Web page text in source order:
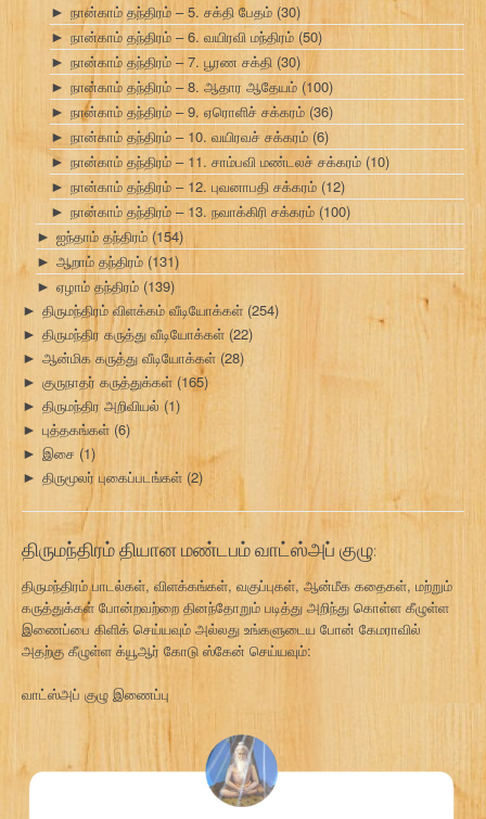
► நான்காம் தந்திரம் – 5. சக்தி பேதம் (30)
► நான்காம் தந்திரம் – 6. வயிரவி மந்திரம் (50)
► நான்காம் தந்திரம் – 7. பூரண சக்தி (30)
► நான்காம் தந்திரம் – 8. ஆதார ஆதேயம் (100)
► நான்காம் தந்திரம் – 9. ஏரொளிச் சக்கரம் (36)
► நான்காம் தந்திரம் – 10. வயிரவச் சக்கரம் (6)
► நான்காம் தந்திரம் – 11. சாம்பவி மண்டலச் சக்கரம் (10)
► நான்காம் தந்திரம் – 12. புவனாபதி சக்கரம் (12)
► நான்காம் தந்திரம் – 13. நவாக்கிரி சக்கரம் (100)
► ஐந்தாம் தந்திரம் (154)
► ஆறாம் தந்திரம் (131)
► ஏழாம் தந்திரம் (139)
► திருமந்திரம் விளக்கம் வீடியோக்கள் (254)
► திருமந்திர கருத்து வீடியோக்கள் (22)
► ஆன்மிக கருத்து வீடியோக்கள் (28)
► குருநாதர் கருத்துக்கள் (165)
► திருமந்திர அறிவியல் (1)
► புத்தகங்கள் (6)
► இசை (1)
► திருமூலர் புகைப்படங்கள் (2)
திருமந்திரம் தியான மண்டபம் வாட்ஸ்அப் குழு:
திருமந்திரம் பாடல்கள், விளக்கங்கள், வகுப்புகள், ஆன்மீக கதைகள், மற்றும்
கருத்துக்கள் போன்றவற்றை தினந்தோறும் படித்து அறிந்து கொள்ள கீழுள்ள
இணைப்பை கிளிக் செய்யவும் அல்லது உங்களுடைய போன் கேமராவில்
அதற்கு கீழுள்ள க்யூஆர் கோடு ஸ்கேன் செய்யவும்:
வாட்ஸ்அப் குழு இணைப்பு